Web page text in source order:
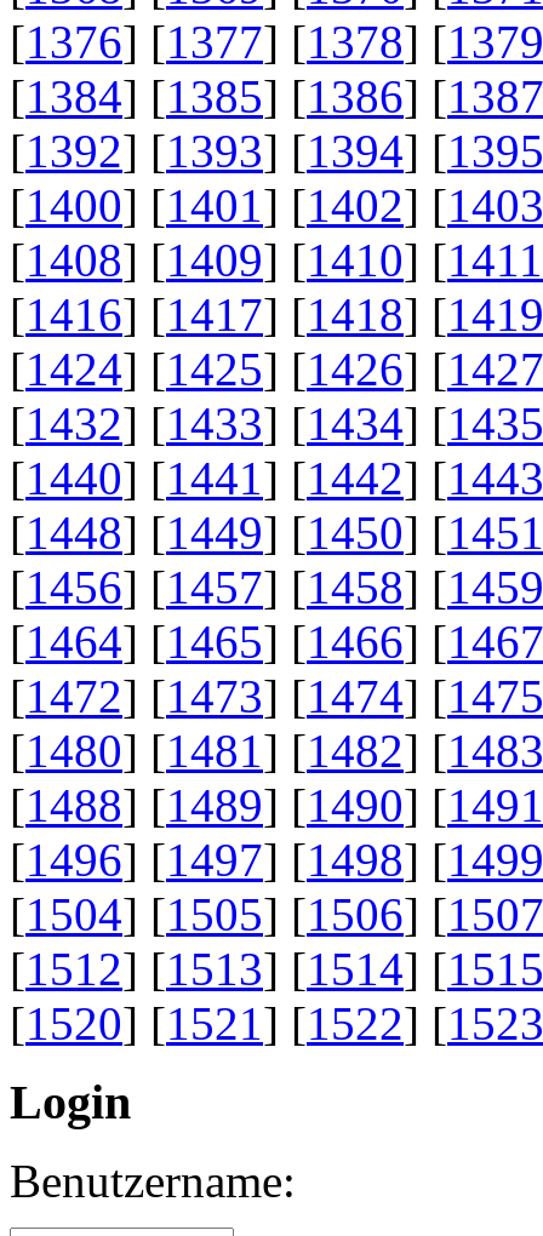
[1376] [1377] [1378] [1379
[1384] [1385] [1386] [1387
[1392] [1393] [1394] [1395
[1400] [1401] [1402] [1403
[1408] [1409] [1410] [1411
[1416] [1417] [1418] [1419
[1424] [1425] [1426] [1427
[1432] [1433] [1434] [1435
[1440] [1441] [1442] [1443
[1448] [1449] [1450] [1451
[1456] [1457] [1458] [1459
[1464] [1465] [1466] [1467
[1472] [1473] [1474] [1475
[1480] [1481] [1482] [1483
[1488] [1489] [1490] [1491
[1496] [1497] [1498] [1499
[1504] [1505] [1506] [1507
[1512] [1513] [1514] [1515
[1520] [1521] [1522] [1523
Login
Benutzername: